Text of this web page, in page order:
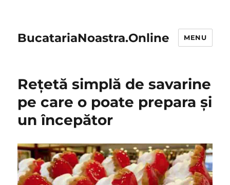
BucatariaNoastra.Online MENU
Rețetă simplă de savarine
pe care o poate prepara și
un începător